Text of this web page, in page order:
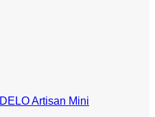
Artisan Mini